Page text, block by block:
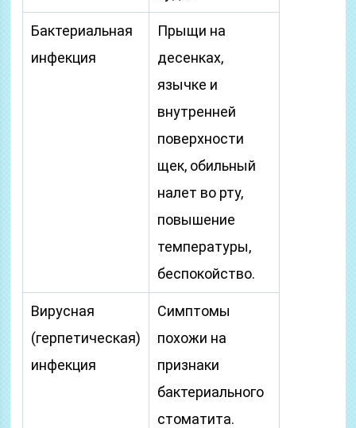
Бактериальная
инфекция
Прыщи на
десенках,
язычке и
внутренней
поверхности
щек, обильный
налет во рту,
повышение
температуры,
беспокойство.
Вирусная
(герпетическая)
инфекция
Симптомы
похожи на
признаки
бактериального
стоматита.